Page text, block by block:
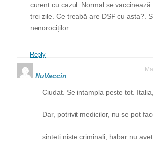
curent cu cazul. Normal se
trei zile. Ce treabă are DSP cu asta?.
nenorociților.
Reply
NuVaccin
Ciudat. Se intampla peste tot.
Dar, potrivit medicilor, nu se pot
sinteti niste criminali, habar nu